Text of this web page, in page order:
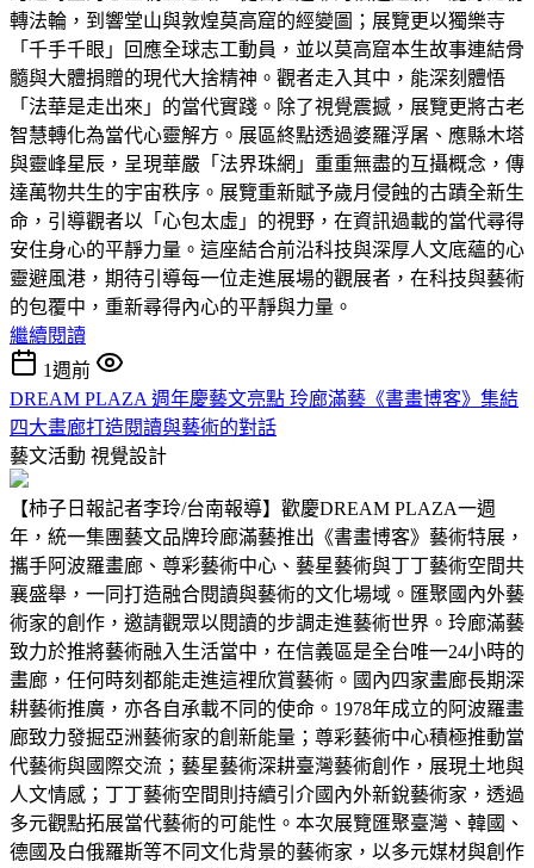
轉法輪，到響堂山與敦煌莫高窟的經變圖；展覽更以獨樂寺
「千手千眼」回應全球志工動員，並以莫高窟本生故事連結骨
髓與大體捐贈的現代大捨精神。觀者走入其中，能深刻體悟
「法華是走出來」的當代實踐。除了視覺震撼，展覽更將古老
智慧轉化為當代心靈解方。展區終點透過婆羅浮屠、應縣木塔
與靈峰星辰，呈現華嚴「法界珠網」重重無盡的互攝概念，傳
達萬物共生的宇宙秩序。展覽重新賦予歲月侵蝕的古蹟全新生
命，引導觀者以「心包太虛」的視野，在資訊過載的當代尋得
安住身心的平靜力量。這座結合前沿科技與深厚人文底蘊的心
靈避風港，期待引導每一位走進展場的觀展者，在科技與藝術
的包覆中，重新尋得內心的平靜與力量。
繼續閱讀
1週前
DREAM PLAZA 週年慶藝文亮點 玲廊滿藝《書畫博客》集結
四大畫廊打造閱讀與藝術的對話
藝文活動 視覺設計
【柿子日報記者李玲/台南報導】歡慶DREAM PLAZA一週
年，統一集團藝文品牌玲廊滿藝推出《書畫博客》藝術特展，
攜手阿波羅畫廊、尊彩藝術中心、藝星藝術與丁丁藝術空間共
襄盛舉，一同打造融合閱讀與藝術的文化場域。匯聚國內外藝
術家的創作，邀請觀眾以閱讀的步調走進藝術世界。玲廊滿藝
致力於推將藝術融入生活當中，在信義區是全台唯一24小時的
畫廊，任何時刻都能走進這裡欣賞藝術。國內四家畫廊長期深
耕藝術推廣，亦各自承載不同的使命。1978年成立的阿波羅畫
廊致力發掘亞洲藝術家的創新能量；尊彩藝術中心積極推動當
代藝術與國際交流；藝星藝術深耕臺灣藝術創作，展現土地與
人文情感；丁丁藝術空間則持續引介國內外新銳藝術家，透過
多元觀點拓展當代藝術的可能性。本次展覽匯聚臺灣、韓國、
德國及白俄羅斯等不同文化背景的藝術家，以多元媒材與創作